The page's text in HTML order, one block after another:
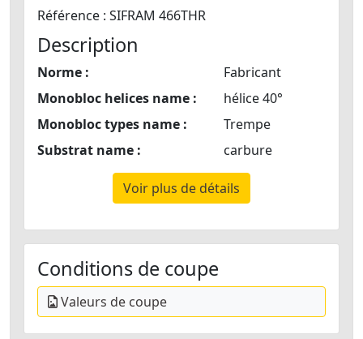
Référence : SIFRAM 466THR
Description
Norme :
Fabricant
Monobloc helices name :
hélice 40°
Monobloc types name :
Trempe
Substrat name :
carbure
Voir plus de détails
Conditions de coupe
Valeurs de coupe